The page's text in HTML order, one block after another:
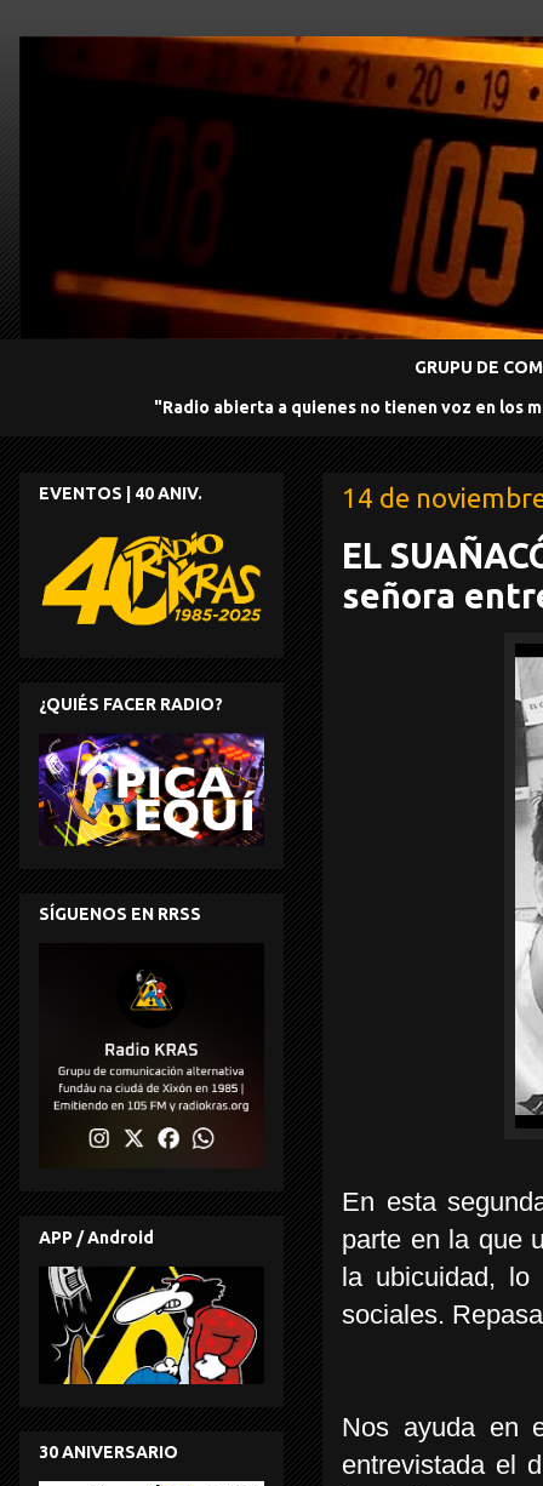
GRUPU DE
"Radio abierta a quienes no tienen voz en los
14 de
EL
señora
En esta
parte en la que
la ubicuidad, lo
sociales.
Nos ayuda en
entrevistada el
EVENTOS | 40 ANIV.
¿QUIÉS FACER RADIO?
SÍGUENOS EN RRSS
APP / Android
30 ANIVERSARIO